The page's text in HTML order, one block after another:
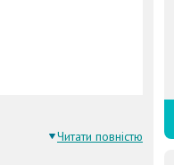
Читати повністю